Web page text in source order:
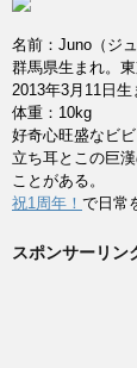
名前：Juno（ジュ
群馬県生まれ。東
2013年3月11日生
体重：10kg
好奇心旺盛なビビ
立ち耳とこの巨
ことがある。
祝1周年！ で日常
スポンサーリン